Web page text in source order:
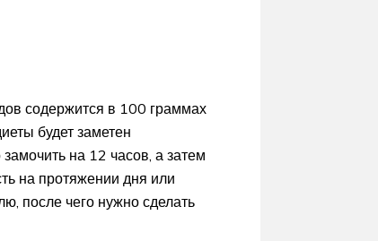
содержится в 100 граммах
будет заметен
на 12 часов, а затем
на протяжении дня или
после чего нужно сделать